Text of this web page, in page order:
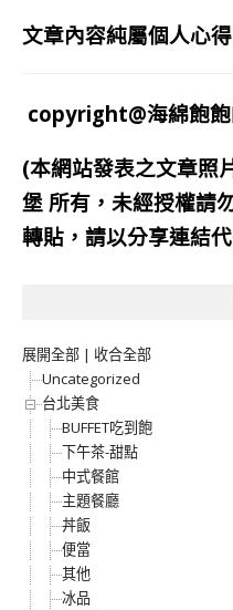
文章內容純屬個人心
copyright@海綿飽
(本網站發表之文章照
堡 所有，未經授權請
轉貼，請以分享連結
展開全部 | 收合全部
Uncategorized
台北美食
BUFFET吃到飽
下午茶-甜點
中式餐館
主題餐廳
丼飯
便當
其他
冰品